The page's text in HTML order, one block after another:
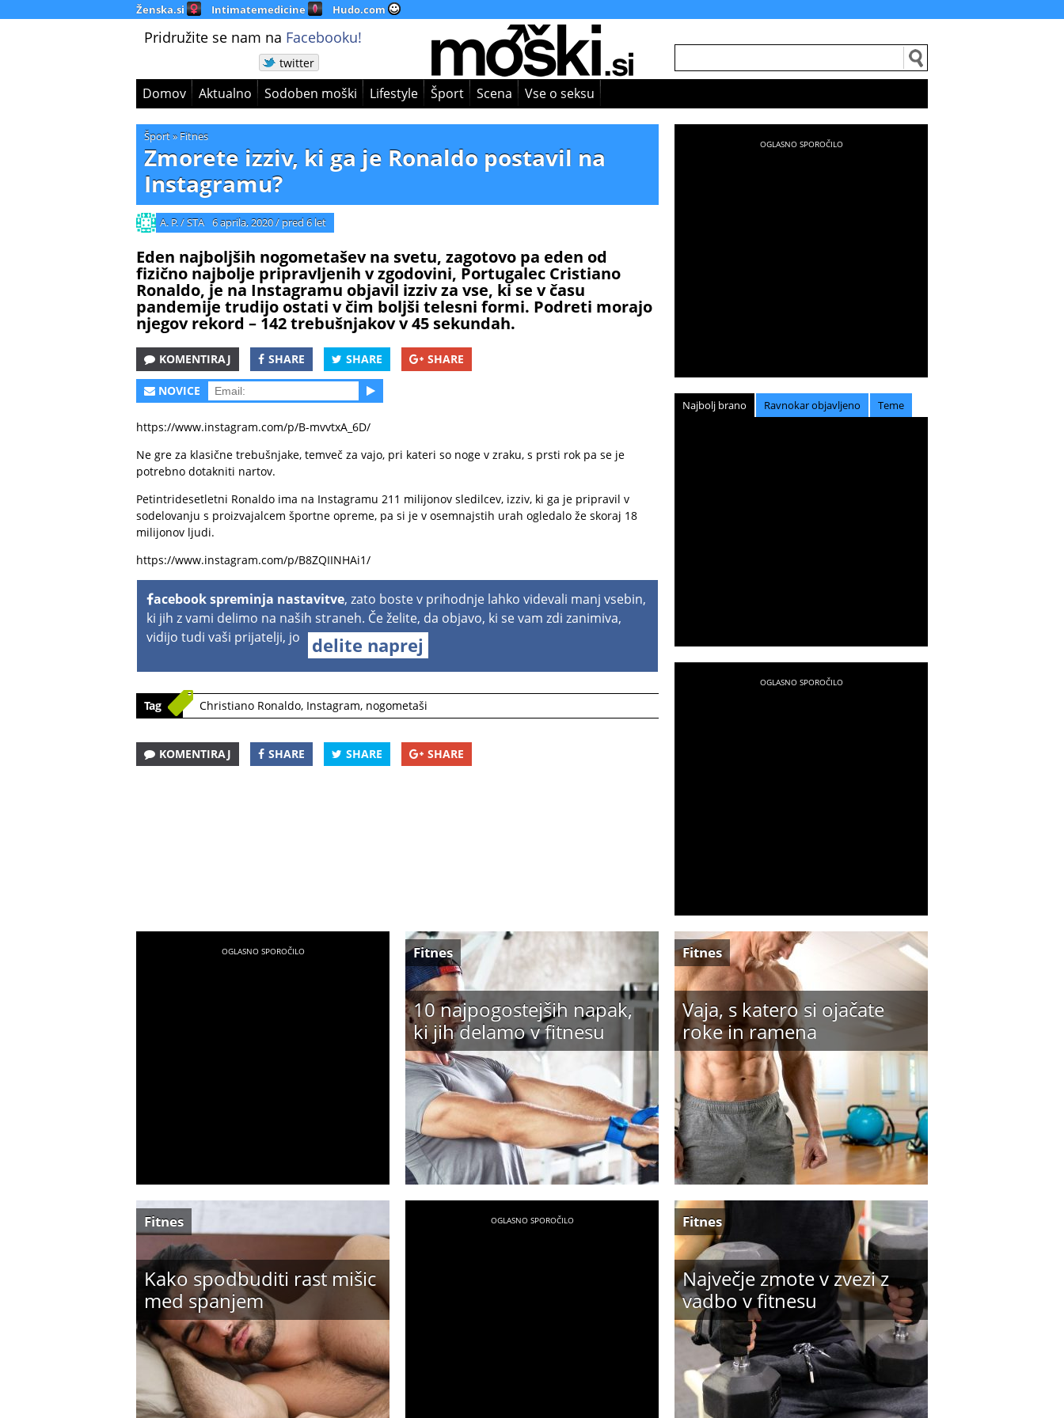
Ženska.si Intimatemedicine Hudo.com
Pridružite se nam na Facebooku!
twitter
Domov Aktualno Sodoben moški Lifestyle Šport Scena Vse o seksu
Šport» Fitnes
Zmorete izziv, ki ga je Ronaldo postavil na
Instagramu?
A. P. / STA 6 aprila, 2020/ pred 6 let
Eden najboljših nogometašev na svetu, zagotovo pa eden od
fizično najbolje pripravljenih v zgodovini, Portugalec Cristiano
Ronaldo, je na Instagramu objavil izziv za vse, ki se v času
pandemije trudijo ostati v čim boljši telesni formi. Podreti morajo
njegov rekord – 142 trebušnjakov v 45 sekundah.
KOMENTIRAJ SHARE SHARE SHARE
NOVICE
https://www.instagram.com/p/B-mvvtxA_6D/
Ne gre za klasične trebušnjake, temveč za vajo, pri kateri so noge v zraku, s prsti rok pa se je
potrebno dotakniti nartov.
Petintridesetletni Ronaldo ima na Instagramu 211 milijonov sledilcev, izziv, ki ga je pripravil v
sodelovanju s proizvajalcem športne opreme, pa si je v osemnajstih urah ogledalo že skoraj 18
milijonov ljudi.
https://www.instagram.com/p/B8ZQIINHAi1/
acebook spreminja nastavitve, zato boste v prihodnje lahko videvali manj vsebin,
ki jih z vami delimo na naših straneh. Če želite, da objavo, ki se vam zdi zanimiva,
vidijo tudi vaši prijatelji, jo
delite naprej
Tag Christiano Ronaldo, Instagram, nogometaši
KOMENTIRAJ SHARE SHARE SHARE
Najbolj brano Ravnokar objavljeno Teme
10 najpogostejših napak,
ki jih delamo v fitnesu
Fitnes
Vaja, s katero si ojačate
roke in ramena
Fitnes
Kako spodbuditi rast mišic
med spanjem
Fitnes
Največje zmote v zvezi z
vadbo v fitnesu
Fitnes